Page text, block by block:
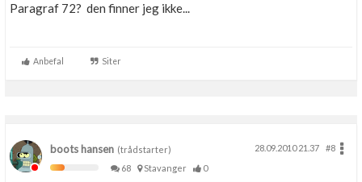
Paragraf 72? den finner jeg ikke...
Anbefal Siter
boots hansen (trådstarter) 28.09.2010 21.37
#8
68
Stavanger 0